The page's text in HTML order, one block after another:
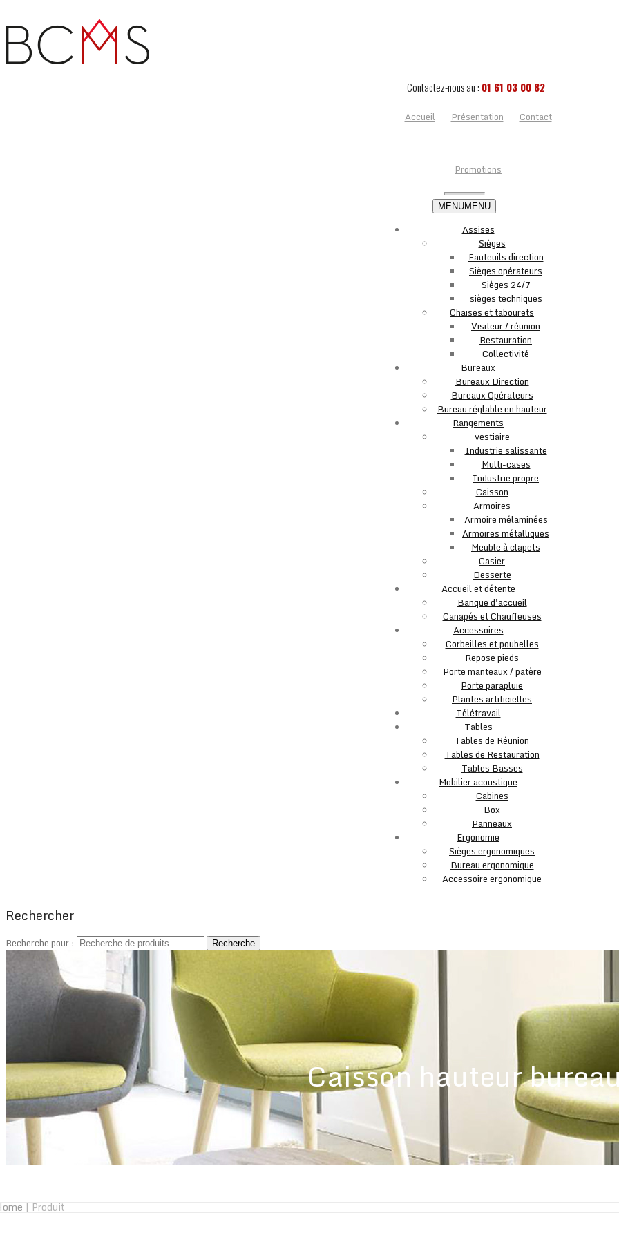
Contactez-nous au : 01 61 03 00 82
Accueil
Présentation Contact
Promotions
MENUMENU
Assises
Sièges
Fauteuils direction
Sièges opérateurs
Sièges 24/7
sièges techniques
Chaises et tabourets
Visiteur / réunion
Restauration
Collectivité
Bureaux
Bureaux Direction
Bureaux Opérateurs
Bureau réglable en hauteur
Rangements
vestiaire
Industrie salissante
Multi-cases
Industrie propre
Caisson
Armoires
Armoire mélaminées
Armoires métalliques
Meuble à clapets
Casier
Desserte
Accueil et détente
Banque d'accueil
Canapés et Chauffeuses
Accessoires
Corbeilles et poubelles
Repose pieds
Porte manteaux / patère
Porte parapluie
Plantes artificielles
Télétravail
Tables
Tables de Réunion
Tables de Restauration
Tables Basses
Mobilier acoustique
Cabines
Box
Panneaux
Ergonomie
Sièges ergonomiques
Bureau ergonomique
Accessoire ergonomique
Rechercher
Recherche pour : Recherche
Caisson hauteur
| Produit